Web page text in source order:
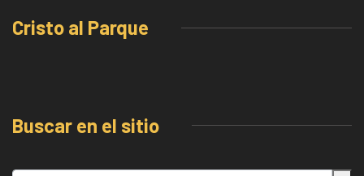
Cristo al Parque
Buscar en el sitio